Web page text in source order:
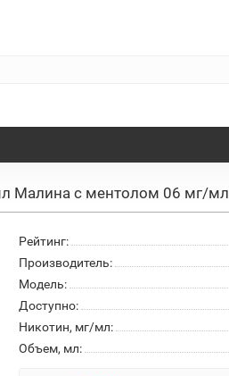
Малина с ментолом 06 мг/мл
Рейтинг:
Производитель:
Модель:
Доступно:
Никотин, мг/мл:
Объем, мл: